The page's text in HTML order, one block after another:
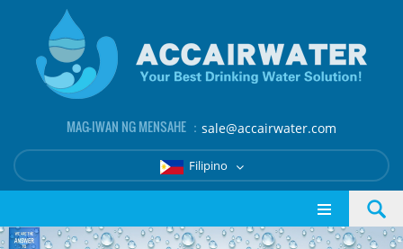
MAG-IWAN NG MENSAHE ： sale@accairwater.com
Filipino